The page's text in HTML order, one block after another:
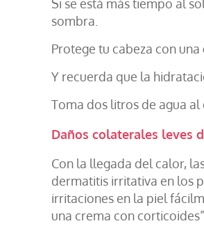
Si se está más tiempo al
sombra.
Protege tu cabeza con
Y recuerda que la
Toma dos litros de agua al
Daños colaterales leves
Con la llegada del calor,
dermatitis irritativa en los
irritaciones en la piel
una crema con corticoides”.